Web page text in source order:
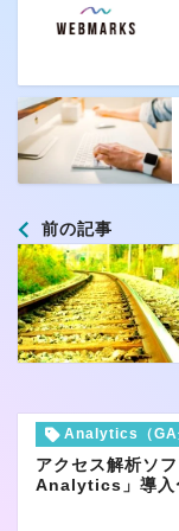
前の記事
Analytics（GA
アクセス解析ソ
Analytics」導入